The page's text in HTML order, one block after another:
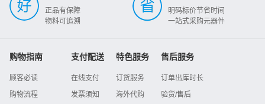
正品有保障
物料可追溯
明码标价节省时间
一站式采购元器件
购物指南
顾客必读
购物流程
支付配送
在线支付
发票须知
特色服务
订货服务
海外代购
售后服务
订单出库时长
验货/售后